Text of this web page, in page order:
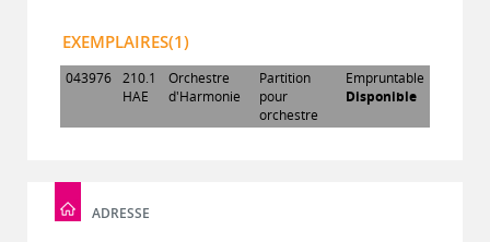
EXEMPLAIRES(1)
043976 210.1
HAE
Orchestre
d'Harmonie
Partition
pour
orchestre
Empruntable
Disponible
ADRESSE